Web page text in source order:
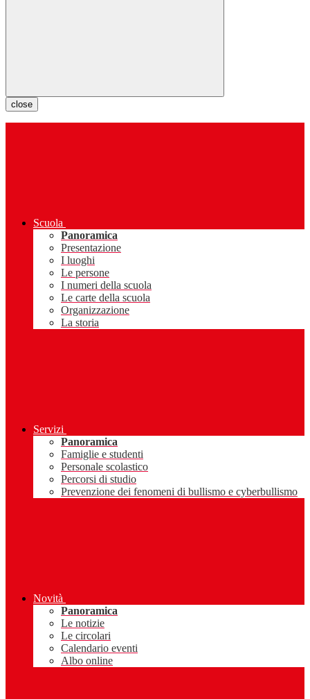
close
Scuola
Panoramica
Presentazione
I luoghi
Le persone
I numeri della scuola
Le carte della scuola
Organizzazione
La storia
Servizi
Panoramica
Famiglie e studenti
Personale scolastico
Percorsi di studio
Prevenzione dei fenomeni di bullismo e cyberbullismo
Novità
Panoramica
Le notizie
Le circolari
Calendario eventi
Albo online